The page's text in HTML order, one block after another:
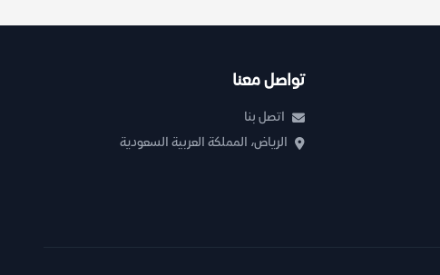
تواصل معنا
اتصل بنا
الرياض، المملكة العربية السعودية